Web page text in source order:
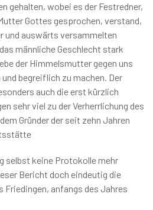
gehalten, wobei es der Festredner,
Gottes gesprochen, verstand,
und auswärts versammelten
männliche Geschlecht stark
der Himmelsmutter gegen uns
begreiflich zu machen. Der
auch die erst kürzlich
sehr viel zu der Verherrlichung des
Gründer der seit zehn Jahren
selbst keine Protokolle mehr
Bericht doch eindeutig die
Friedingen, anfangs des Jahres